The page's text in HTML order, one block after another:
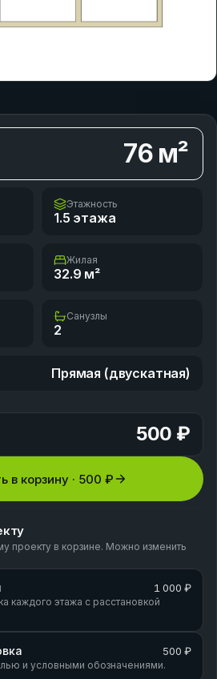
76м²
Этажность
1.5 этажа
Жилая
32.9 м²
Санузлы
2
Прямая (двускатная)
500 ₽
в корзину · 500 ₽
проекту в корзине. Можно изменить
1 000 ₽
каждого этажа с расстановкой
500 ₽
и условными обозначениями.